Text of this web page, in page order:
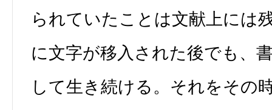
られていたことは文献上には
に文字が移入された後でも、
して生き続ける。それをその